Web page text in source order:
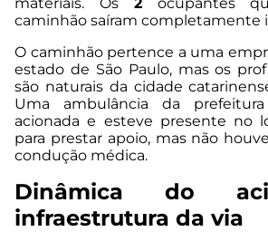
caminhão saíram completamente
O caminhão pertence a uma
estado de São Paulo, mas os
são naturais da cidade
Uma ambulância da
acionada e esteve presente no
para prestar apoio, mas não
condução médica.
Dinâmica do
infraestrutura da via